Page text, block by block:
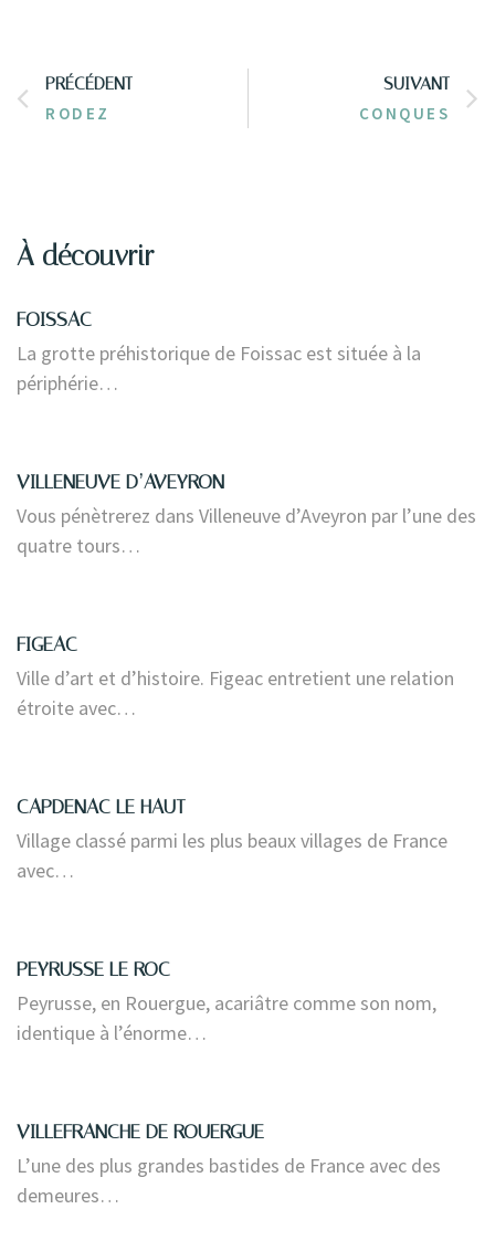
PRÉCÉDENT
RODEZ
SUIVANT
CONQUES
À découvrir
FOISSAC
La grotte préhistorique de Foissac est située à la
périphérie…
VILLENEUVE D’AVEYRON
Vous pénètrerez dans Villeneuve d’Aveyron par l’une des
quatre tours…
FIGEAC
Ville d’art et d’histoire. Figeac entretient une relation
étroite avec…
CAPDENAC LE HAUT
Village classé parmi les plus beaux villages de France
avec…
PEYRUSSE LE ROC
Peyrusse, en Rouergue, acariâtre comme son nom,
identique à l’énorme…
VILLEFRANCHE DE ROUERGUE
L’une des plus grandes bastides de France avec des
demeures…